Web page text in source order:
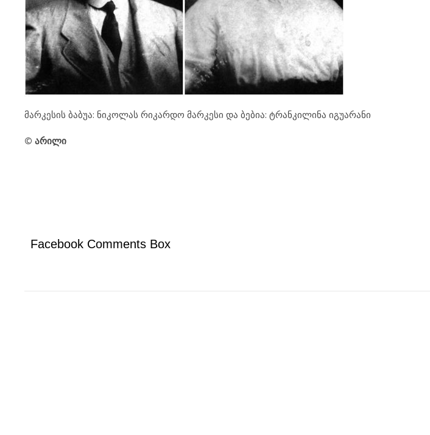
მარკესის ბაბუა: ნიკოლას რიკარდო მარკესი და ბებია: ტრანკილინა იგუარანი
© არილი
Facebook Comments Box